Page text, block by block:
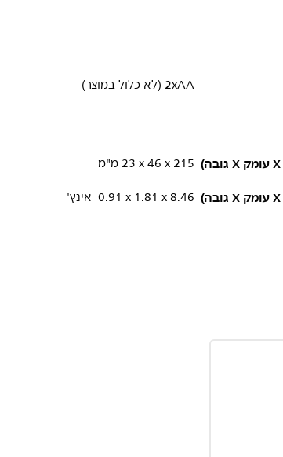
2xAA (לא כלול במוצר)
215 x‏ 46 x‏ 23 מ"מ
ממדי המוצר (רוחב X עומק X גובה) 0.91‎ x 1.81 x 8.46 אינץ'